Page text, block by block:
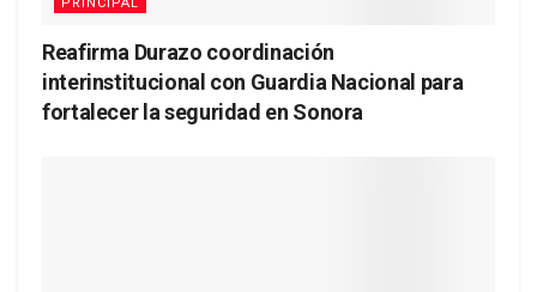
Reafirma Durazo coordinación
interinstitucional con Guardia Nacional para
fortalecer la seguridad en Sonora